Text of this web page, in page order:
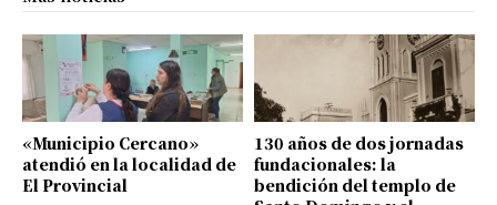
«Municipio Cercano»
atendió en la localidad de
El Provincial
130 años de dos jornadas
fundacionales: la
bendición del templo de